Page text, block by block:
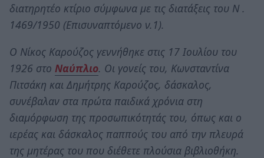
διατηρητέο κτίριο σύμφωνα με τις διατάξεις του Ν .
1469/1950 (Επισυναπτόμενο ν.1).
Ο Νίκος Καρούζος γεννήθηκε στις 17 Ιουλίου του
1926 στο Ναύπλιο. Οι γονείς του, Κωνσταντίνα
Πιτσάκη και Δημήτρης Καρούζος, δάσκαλος,
συνέβαλαν στα πρώτα παιδικά χρόνια στη
διαμόρφωση της προσωπικότητάς του, όπως και ο
ιερέας και δάσκαλος παππούς του από την πλευρά
της μητέρας του που διέθετε πλούσια βιβλιοθήκη.